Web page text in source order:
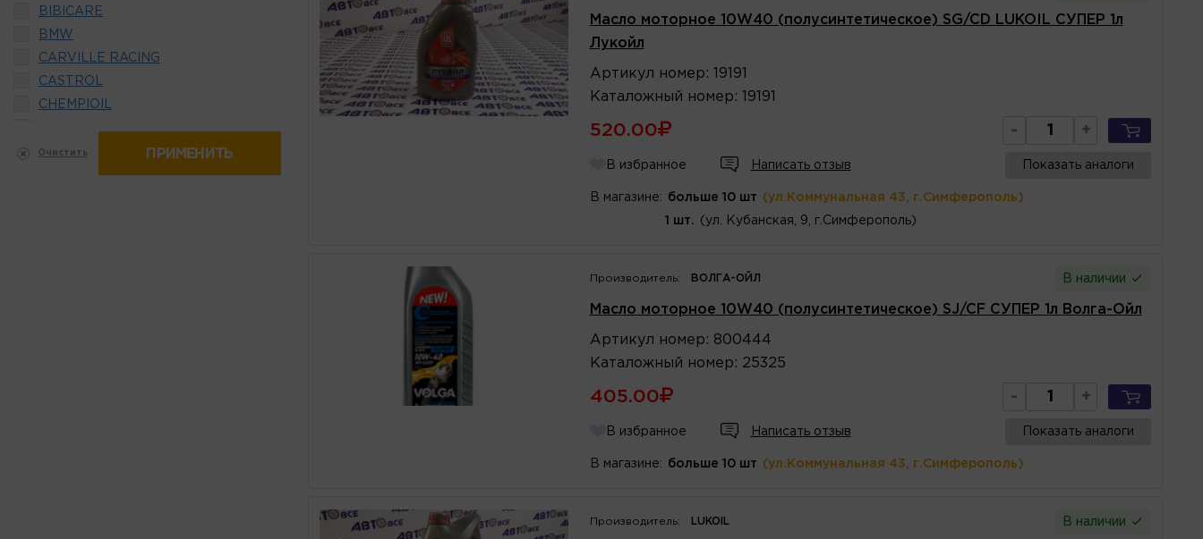
BIBICARE
BMW
CARVILLE RACING
CASTROL
CHEMPIOIL
ELF
Очистить ПРИМЕНИТЬ
Масло моторное 10W40 (полусинтетическое) SG/CD LUKOIL СУПЕР 1л
Лукойл
Артикул номер : 19191
Каталожный номер : 19191
520.00 - +
В избранное Написать отзыв Показать аналоги
В магазине: больше 10 шт (ул.Коммунальная 43, г.Симферополь)
1 шт. (ул. Кубанская, 9, г.Симферополь)
Производитель: ВОЛГА-ОЙЛ В наличии
Масло моторное 10W40 (полусинтетическое) SJ/CF СУПЕР 1л Волга-Ойл
Артикул номер : 800444
Каталожный номер : 25325
405.00 - +
В избранное Написать отзыв Показать аналоги
В магазине: больше 10 шт (ул.Коммунальная 43, г.Симферополь)
Производитель: LUKOIL В наличии